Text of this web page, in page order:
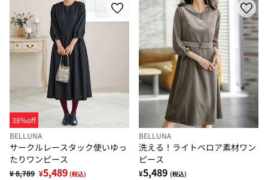
38%off
BELLUNA
サークルレースタック使いゆっ
たりワンピース
¥ 8,789 ¥5,489 (税込)
BELLUNA
洗える！ライトベロア素材ワン
ピース
¥5,489 (税込)